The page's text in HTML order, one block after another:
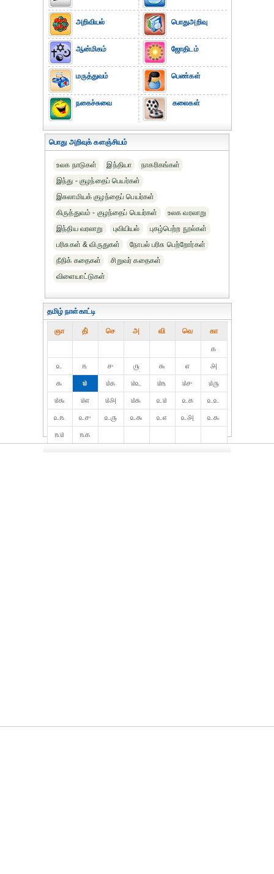
அறிவியல்
ஆன்மிகம்
மருத்துவம்
நகைச்சுவை
பொதுஅறிவு
ஜோதிடம்
பெண்கள்
கலைகள்
பொது அறிவுக் களஞ்சியம்
உலக நாடுகள் இந்தியா
நாகரிகங்கள்
இந்து - குழந்தைப் பெயர்கள்
இசுலாமியக் குழந்தைப் பெயர்கள்
கிருத்துவம் - குழந்தைப் பெயர்கள்
உலக வரலாறு
இந்திய வரலாறு
புவியியல்
புகழ்பெற்ற நூல்கள்
பரிசுகள் & விருதுகள்
நோபல் பரிசு‎ பெற்றோர்‎கள்
நீதிக் கதைகள்
சிறுவர் கதைகள்
விளையாட்டுகள்
தமிழ் நாள்காட்டி
ஞா தி் செ அ வி வெ கா
௧
௨
௩ ௪ ௫ ௬ ௭
௮
௯
௰ ௰௧ ௰௨ ௰௩ ௰௪
௰௫
௰௬
௰௭ ௰௮ ௰௯ ௨௰ ௨௧
௨௨
௨௩
௨௪ ௨௫ ௨௬ ௨௭ ௨௮
௨௯
௩௰
௩௧